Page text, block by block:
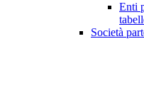
Enti
Società